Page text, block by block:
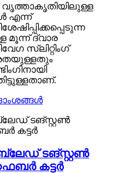
വൃത്താകൃതിയിലുള്ള
എന്ന്
മൂന്ന് ദ്വാര
സ്ലിറ്റിംഗ്
ടങ്സ്റ്റൺ
കട്ടർ